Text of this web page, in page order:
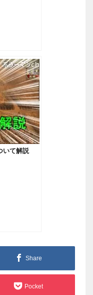
いて解説
Share
Pocket